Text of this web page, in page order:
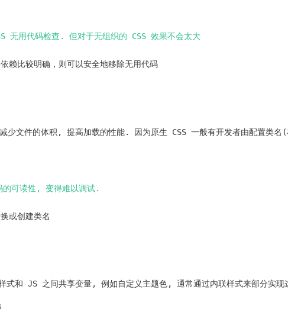
无用代码检查. 但对于无组织的 CSS 效果不会太大
赖比较明确，则可以安全地移除无用代码
减少文件的体积, 提高加载的性能. 因为原生 CSS 一般有开发者由配置
的可读性, 变得难以调试.
或创建类名
式和 JS 之间共享变量, 例如自定义主题色, 通常通过内联样式来部分实现